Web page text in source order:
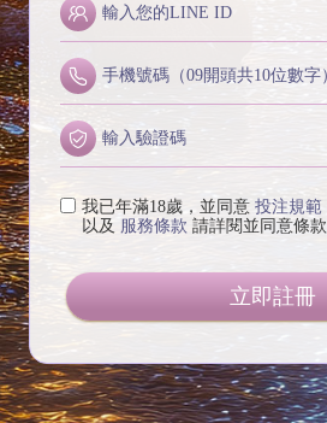
我已年滿18歲，並同意 投注規範
以及 服務條款 請詳閱並同意條款
立即註冊